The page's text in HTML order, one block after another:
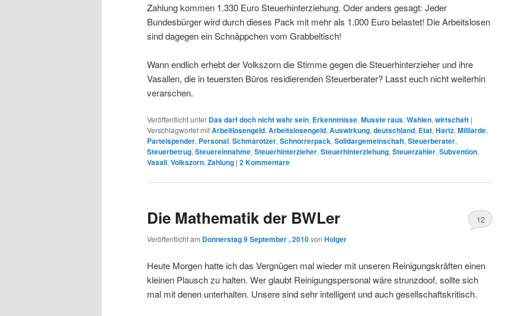
Zahlung kommen 1.330 Euro Steuerhinterziehung. Oder anders gesagt: Jeder
Bundesbürger wird durch dieses Pack mit mehr als 1.000 Euro belastet! Die Arbeitslosen
sind dagegen ein Schnäppchen vom Grabbeltisch!
Wann endlich erhebt der Volkszorn die Stimme gegen die Steuerhinterzieher und ihre
Vasallen, die in teuersten Büros residierenden Steuerberater? Lasst euch nicht weiterhin
verarschen.
Veröffentlicht unter Das darf doch nicht wahr sein, Erkenntnisse,Musste raus,Wahlen,wirtschaft |
Verschlagwortet mitArbeitlosengeld,Arbeitslosengeld,Auswirkung,deutschland, Etat,Hartz,Milliarde,
Parteispender, Personal,Schmarotzer,Schnorrerpack,Solidargemeinschaft,Steuerberater,
Steuerbetrug,Steuereinnahme,Steuerhinterzieher,Steuerhinterziehung,Steuerzahler,Subvention,
Vasall,Volkszorn,Zahlung | 2Kommentare
Die Mathematik der BWLer
Veröffentlicht am Donnerstag 9 September , 2010von Holger
12
Heute Morgen hatte ich das Vergnügen mal wieder mit unseren Reinigungskräften einen
kleinen Plausch zu halten. Wer glaubt Reinigungspersonal wäre strunzdoof, sollte sich
mal mit denen unterhalten. Unsere sind sehr intelligent und auch gesellschaftskritisch.